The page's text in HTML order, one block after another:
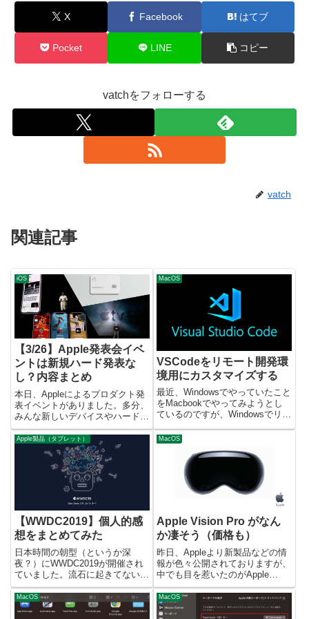
X Facebook はてブ
Pocket LINE コピー
vatchをフォローする
vatch
関連記事
iOS
【3/26】Apple発表会イベ
ントは新規ハード発表な
し？内容まとめ
本日、Appleによるプロダクト発
表イベントがありました。多分、
みんな新しいデバイスやハードウ
ェアについての新情報を期待して
いたのではないか、と思います
が、結論ハードの発表はありませ
んでした。全てサービスの発表だ
ったため、ちょっとがっかりし...
MacOS
VSCodeをリモート開発環
境用にカスタマイズする
最近、Windowsでやっていたこと
をMacbookでやってみようとし
ているのですが、Windowsでリモ
NotePad++がMacでは使えなさそ
わりのツールとしてVSCodeを使
Apple製品（タブレット）
【WWDC2019】個人的感
想をまとめてみた
日本時間の朝型（というか深
夜？）にWWDC2019が開催され
ていました。流石に起きてないの
で朝から情報を仕入れたのです
が、正直言うと私が求めていた機
能はありませんでした。ありまし
MacOS
Apple Vision Pro がなん
か凄そう（価格も）
昨日、Appleより新製品などの情
報が色々公開されておりますが、
中でも目を惹いたのがApple
Vision Proですね。 Apple初の
VR製品ということで、ビデオを
見た感じだとかなり色々なことが
MacOS MacOS